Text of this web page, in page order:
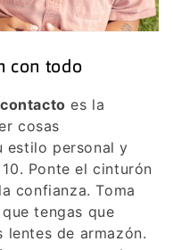
con todo
es la
cosas
estilo personal y
Ponte el cinturón
confianza. Toma
tengas que
de armazón.